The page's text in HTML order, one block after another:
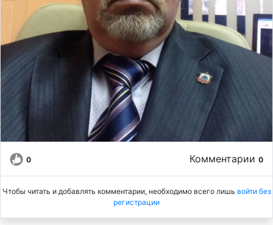
0 Комментарии 0
Чтобы читать и добавлять комментарии, необходимо всего лишь войти без
регистрации